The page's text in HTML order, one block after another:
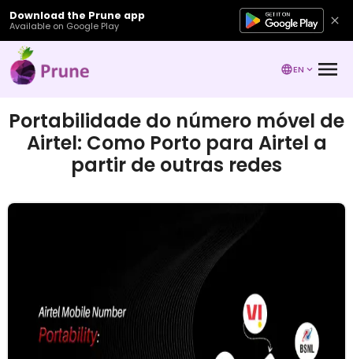
Download the Prune app
Available on Google Play
EN
Portabilidade do número móvel de
Airtel: Como Porto para Airtel a
partir de outras redes